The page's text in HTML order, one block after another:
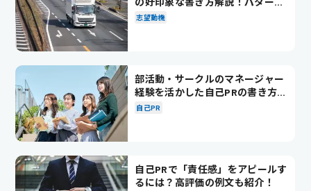
別の例文も紹介
志望動機
部活動・サークルのマネージャー
経験を活かした自己PRの書き方を
徹底解説！
自己PR
自己PRで「責任感」をアピールす
るには？高評価の例文も紹介！